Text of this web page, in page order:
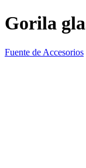
Gorila
Fuente de Accesorios